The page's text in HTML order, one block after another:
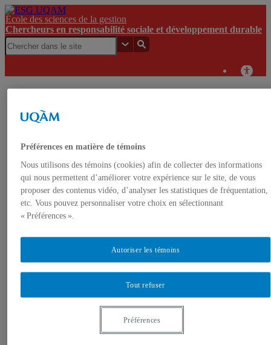
École des sciences de la gestion
Chercheurs en responsabilité sociale et développement durable
UQAM
Chercheurs en responsabilité sociale et développement
durable
Accueil
Événements
Professeur.e.s-chercheur.e.s
Étudiant.e.s
Diplômé.e.s
Collaborateurs et partenaires
Recherche
Écologie et société : participation, acceptabilité et
action sociales (projet Espace)
Préférences en matière de témoins
Nous utilisons des témoins (cookies) afin de collecter des informations
qui nous permettent d’améliorer votre expérience sur le site, de vous
proposer des contenus vidéo, d’analyser les statistiques de fréquentation,
etc. Vous pouvez personnaliser votre choix en sélectionnant
« Préférences ».
Tout refuser
Autoriser les témoins
Préférences